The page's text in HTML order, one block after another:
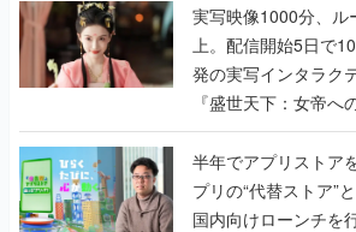
んだレジェンド2人
実写映像1000分、ル
上。配信開始5日で
発の実写インタラク
『盛世天下：女帝へ
うこだわりをプロデ
半年でアプリストアをオー
プリの“代替ストア”
国内向けローンチを